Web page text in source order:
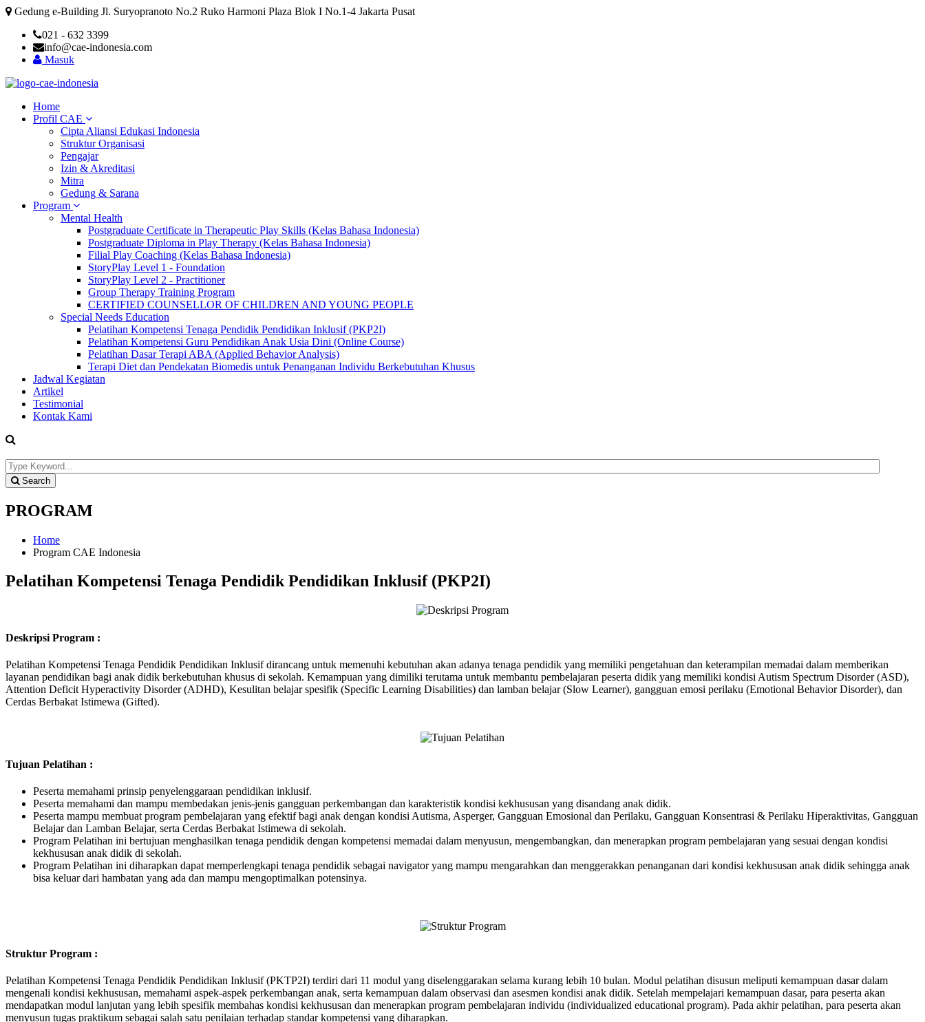
Gedung e-Building Jl. Suryopranoto No.2 Ruko Harmoni Plaza Blok I No.1-4 Jakarta Pusat
021 - 632 3399
info@cae-indonesia.com
Masuk
Home
Profil CAE
Cipta Aliansi Edukasi Indonesia
Struktur Organisasi
Pengajar
Izin & Akreditasi
Mitra
Gedung & Sarana
Program
Mental Health
Postgraduate Certificate in Therapeutic Play Skills (Kelas Bahasa Indonesia)
Postgraduate Diploma in Play Therapy (Kelas Bahasa Indonesia)
Filial Play Coaching (Kelas Bahasa Indonesia)
StoryPlay Level 1 - Foundation
StoryPlay Level 2 - Practitioner
Group Therapy Training Program
CERTIFIED COUNSELLOR OF CHILDREN AND YOUNG PEOPLE
Special Needs Education
Pelatihan Kompetensi Tenaga Pendidik Pendidikan Inklusif (PKP2I)
Pelatihan Kompetensi Guru Pendidikan Anak Usia Dini (Online Course)
Pelatihan Dasar Terapi ABA (Applied Behavior Analysis)
Terapi Diet dan Pendekatan Biomedis untuk Penanganan Individu Berkebutuhan Khusus
Jadwal Kegiatan
Artikel
Testimonial
Kontak Kami
Search
PROGRAM
Home
Program CAE Indonesia
Pelatihan Kompetensi Tenaga Pendidik Pendidikan Inklusif (PKP2I)
Deskripsi Program :
Pelatihan Kompetensi Tenaga Pendidik Pendidikan Inklusif dirancang untuk memenuhi kebutuhan akan adanya tenaga pendidik yang memiliki pengetahuan dan keterampilan memadai dalam memberikan
layanan pendidikan bagi anak didik berkebutuhan khusus di sekolah. Kemampuan yang dimiliki terutama untuk membantu pembelajaran peserta didik yang memiliki kondisi Autism Spectrum Disorder (ASD),
Attention Deficit Hyperactivity Disorder (ADHD), Kesulitan belajar spesifik (Specific Learning Disabilities) dan lamban belajar (Slow Learner), gangguan emosi perilaku (Emotional Behavior Disorder), dan
Cerdas Berbakat Istimewa (Gifted).
Tujuan Pelatihan :
Peserta memahami prinsip penyelenggaraan pendidikan inklusif.
Peserta memahami dan mampu membedakan jenis-jenis gangguan perkembangan dan karakteristik kondisi kekhususan yang disandang anak didik.
Peserta mampu membuat program pembelajaran yang efektif bagi anak dengan kondisi Autisma, Asperger, Gangguan Emosional dan Perilaku, Gangguan Konsentrasi & Perilaku Hiperaktivitas, Gangguan
Belajar dan Lamban Belajar, serta Cerdas Berbakat Istimewa di sekolah.
Program Pelatihan ini bertujuan menghasilkan tenaga pendidik dengan kompetensi memadai dalam menyusun, mengembangkan, dan menerapkan program pembelajaran yang sesuai dengan kondisi
kekhususan anak didik di sekolah.
Program Pelatihan ini diharapkan dapat memperlengkapi tenaga pendidik sebagai navigator yang mampu mengarahkan dan menggerakkan penanganan dari kondisi kekhususan anak didik sehingga anak
bisa keluar dari hambatan yang ada dan mampu mengoptimalkan potensinya.
Struktur Program :
Pelatihan Kompetensi Tenaga Pendidik Pendidikan Inklusif (PKTP2I) terdiri dari 11 modul yang diselenggarakan selama kurang lebih 10 bulan. Modul pelatihan disusun meliputi kemampuan dasar dalam
mengenali kondisi kekhususan, memahami aspek-aspek perkembangan anak, serta kemampuan dalam observasi dan asesmen kondisi anak didik. Setelah mempelajari kemampuan dasar, para peserta akan
mendapatkan modul lanjutan yang lebih spesifik membahas kondisi kekhususan dan menerapkan program pembelajaran individu (individualized educational program). Pada akhir pelatihan, para peserta akan
menyusun tugas praktikum sebagai salah satu penilaian terhadap standar kompetensi yang diharapkan.